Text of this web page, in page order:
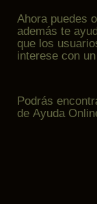
Ahora puedes
además te
que los
interese con
Podrás
de Ayuda